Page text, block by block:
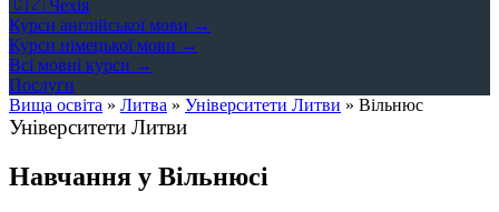
🇨🇿 Чехія
Курси англійської мови →
Курси німецької мови →
Всі мовні курси →
Послуги
Вища освіта » Литва » Університети Литви » Вільнюс
Університети Литви
Навчання у Вільнюсі